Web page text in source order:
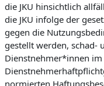
die JKU hinsichtlich
die JKU infolge der
gegen die
gestellt werden, schad-
Dienstnehmer*innen im
normierten